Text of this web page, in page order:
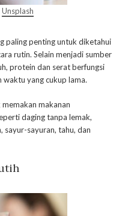
Unsplash
paling penting untuk diketahui
rutin. Selain menjadi sumber
protein dan serat berfungsi
yang cukup lama.
makanan
daging tanpa lemak,
sayur-sayuran, tahu, dan